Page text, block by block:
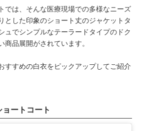
では、そんな医療現場での多様なニーズ
とした印象のショート丈のジャケットタ
ュでシンプルなテーラードタイプのドク
商品展開がされています。
すすめの白衣をピックアップしてご紹介
ートコート